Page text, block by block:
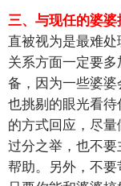
三、与现任的婆婆
直被视为是最难
关系方面一定要
备，因为一些婆
也挑剔的眼光看
的方式回应，尽
过分之举，也不
帮助。另外，不